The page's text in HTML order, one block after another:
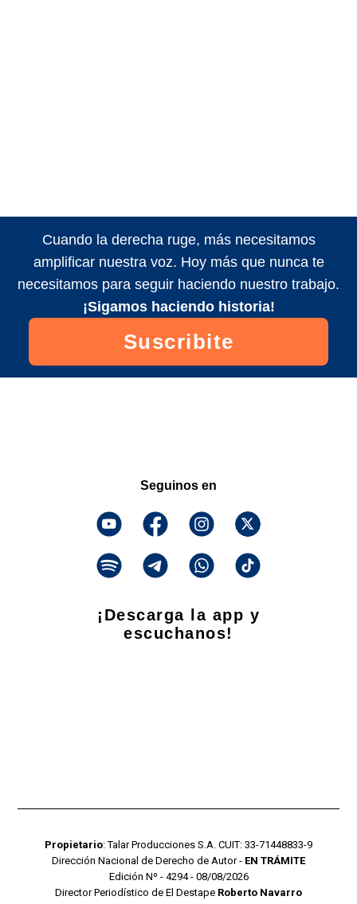
Cuando la derecha ruge, más necesitamos
amplificar nuestra voz. Hoy más que nunca te
necesitamos para seguir haciendo nuestro trabajo.
¡Sigamos haciendo historia!
Suscribite
Seguinos en
¡Descarga la app y
escuchanos!
Propietario: Talar Producciones S.A. CUIT: 33-71448833-9
Dirección Nacional de Derecho de Autor - EN TRÁMITE
Edición Nº - 4294 - 08/08/2026
Director Periodístico de El Destape Roberto Navarro